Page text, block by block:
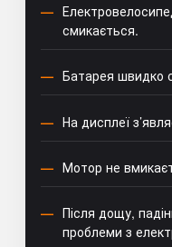
смикається.
Батарея швидко
На дисплеї
Мотор не
Після дощу,
проблеми з